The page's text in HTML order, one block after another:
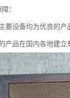
：
要设备均为优良的
产品在国内各地建